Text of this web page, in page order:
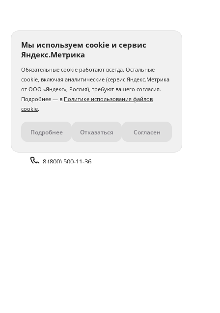
Контакты
8 (800) 500-11-36
Мы используем cookie и сервис
Яндекс.Метрика
Обязательные cookie работают всегда. Остальные
cookie, включая аналитические (сервис Яндекс.Метрика
от ООО «Яндекс», Россия), требуют вашего согласия.
Подробнее — в Политике использования файлов
cookie.
Подробнее Отказаться Согласен